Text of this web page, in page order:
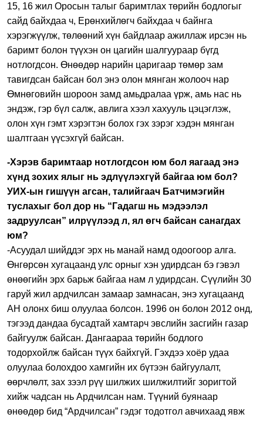
15, 16 жил Оросын талыг баримтлах төрийн бодлогыг
сайд байхдаа ч, Ерөнхийлөгч байхдаа ч байнга
хэрэгжүүлж, төлөөний хүн байдлаар ажиллаж ирсэн нь
баримт болон түүхэн он цагийн шалгуураар бүгд
нотлогдсон. Өнөөдөр нарийн царигаар төмөр зам
тавигдсан байсан бол энэ олон мянган жолооч нар
Өмнөговийн шороон замд амьдралаа үрж, амь нас нь
эндэж, гэр бүл салж, авлига хээл хахууль цэцэглэж,
олон хүн гэмт хэрэгтэн болох гэх зэрэг хэдэн мянган
шалтгаан үүсэхгүй байсан.
-Хэрэв баримтаар нотлогдсон юм бол яагаад энэ
хүнд зохих ялыг нь эдлүүлэхгүй байгаа юм бол?
УИХ-ын гишүүн агсан, талийгаач Батчимэгийн
туслахыг бол дор нь “Гадагш нь мэдээлэл
задруулсан” илрүүлээд л, ял өгч байсан санагдах
юм?
-Асуудал шийддэг эрх нь манай намд одоогоор алга.
Өнгөрсөн хугацаанд улс орныг хэн удирдсан бэ гэвэл
өнөөгийн эрх барьж байгаа нам л удирдсан. Сүүлийн 30
гаруй жил ардчилсан замаар замнасан, энэ хугацаанд
АН олонх биш олуулаа болсон. 1996 он болон 2012 онд,
тэгээд дандаа бусадтай хамтарч эвслийн засгийн газар
байгуулж байсан. Дангаараа төрийн бодлого
тодорхойлж байсан түүх байхгүй. Гэхдээ хоёр удаа
олуулаа болохдоо хамгийн их бүтээн байгуулалт,
өөрчлөлт, зах зээл рүү шилжих шилжилтийг зоригтой
хийж чадсан нь Ардчилсан нам. Түүний буянаар
өнөөдөр бид “Ардчилсан” гэдэг тодотгол авчихаад явж